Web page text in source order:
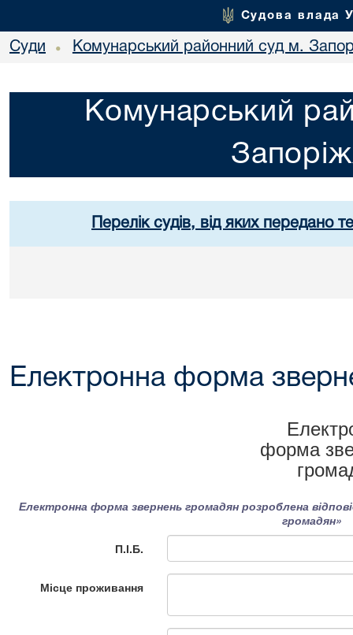
Судова влада
Суди • Комунарський районний суд м.
Комунарський
Перелік судів, від яких передано
Електронна форма